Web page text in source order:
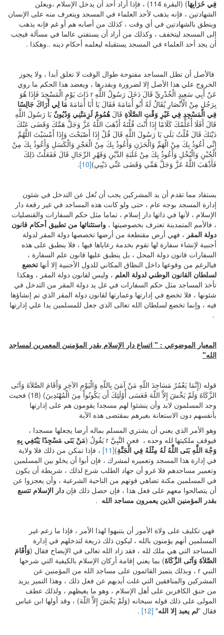
فِي خَرَابِهَا
) (البقرة 114) ، فإذا أراد أحد أن يدخل الإسلام ،ويعلن
الشهادتين ، فإنه يذهب لأحد العلماء في المسجد ويتعرف منه على الإنسان
وينطق بالشهادتين في أي وقت ، كذلك من أصابه هم أو غم فإنه يذهب
إلى المسجد ليتخفف ، وكذلك من أراد أن يستفتي عالما في مسألة فيجب
أن يجد أحد العلماء في المسجد يستقبله ليعلمه أحكام دينه ..وهكذا .
فالأصل أن تظل المساجد مفتوحة طوال الوقت لا تغلق أبدا ، ولا يجوز
الخروج علي هذا الأصل إلا لضرورة وبقدرها ، ويعضد هذا الحكم ما روي
عَنْ أَبِي سَعِيدٍ الْخُدْرِيِّ قَالَ دَخَلَ رَسُولُ اللَّهِ r ذَاتَ يَوْمٍ الْمَسْجِدَ فَإِذَا هُوَ
بِرَجُلٍ مِنْ الْأَنْصَارِ يُقَالُ لَهُ أَبُو أُمَامَةَ فَقَالَ يَا أَبَا أُمَامَةَ مَا لِي أَرَاكَ جَالِسًا
فِي الْمَسْجِدِ فِي غَيْرِ وَقْتِ الصَّلَاةِ قَالَ هُمُومٌ لَزِمَتْنِي وَدُيُونٌ يَا رَسُولَ اللَّهِ
قَالَ أَفَلَا أُعَلِّمُكَ كَلَامًا إِذَا أَنْتَ قُلْتَهُ أَذْهَبَ اللَّهُ عَزَّ وَجَلَّ هَمَّكَ وَقَضَى عَنْكَ
دَيْنَكَ قَالَ قُلْتُ بَلَى يَا رَسُولَ اللَّهِ قَالَ قُلْ إِذَا أَصْبَحْتَ وَإِذَا أَمْسَيْتَ اللَّهُمَّ
إِنِّي أَعُوذُ بِكَ مِنْ الْهَمِّ وَالْحَزَنِ وَأَعُوذُ بِكَ مِنْ الْعَجْزِ وَالْكَسَلِ وَأَعُوذُ بِكَ مِنْ
الْجُبْنِ وَالْبُخْلِ وَأَعُوذُ بِكَ مِنْ غَلَبَةِ الدَّيْنِ وَقَهْرِ الرِّجَالِ قَالَ فَفَعَلْتُ ذَلِكَ
فَأَذْهَبَ اللَّهُ عَزَّ وَجَلَّ هَمِّي وَقَضَى عَنِّي دَيْنِي)[10]
.
يستفاد مما تقدم أن يد المشركين يجب أن تُغل عن التدخل في شئون
إدارة المسجد بوجه عام ، حتى ولو كانت هذه المساجد في غير رقعة دار
الإسلام ، لأنها في ذاتها دار إسلام ، تماما مثل حكم السفارات والقنصليات
، فالأمم المتمدينة تعترف بخصوصيتها ، واستثنائها من تطبيق أحكام قانون
دولة المقر ، فهي أرض مقتطعة من أرضها تخصصها دولة المقر لدولة
أجنبية لإنشاء سفارة لها تقوم بخدمة رعاياها فيها ، فلا ينطبق على هذه
السفارات قانون دولة المحل ، بل ينطبق عليها قانون علم السفارة ،
فبالرغم من وقوعها داخل النطاق المكاني للدول الأجنبية إلا أنها تخضع
لسلطان القانون الوطني لدولة العلم ، وليس لقانون دولة المقر ، وهكذا
تأخذ المساجد مثل حكم السفارات في غل يد دولة المقر من التدخل في
شئونها ، فلا تخضع في إدارتها وعمارتها لقانون دولة المقر الذي تم إنشاؤها
فيه ، وإنما تخضع لسلطان الله تعالى الذي جعل للمسلمين يدا علي إدارتها
.
المعيار الموضوعي : " اتساع دار الإسلام بقدر المؤمنين المعمرين لمساجد
الله"
قوله (إِنَّمَا يَعْمُرُ مَسَاجِدَ اللّهِ مَنْ آمَنَ بِاللّهِ وَالْيَوْمِ الآخِرِ وَأَقَامَ الصَّلاَةَ وَآتَى
الزَّكَاةَ وَلَمْ يَخْشَ إِلاَّ اللّهَ فَعَسَى أُوْلَئِكَ أَن يَكُونُواْ مِنَ الْمُهْتَدِينَ) (18) فحيث
وجد المسلمون لابد وأن ينشئوا لهم مسجدا يقومون هم على إدارتها
بأنفسهم دون الاستعانة بغيرهم بمقتضى هذه الآية
وهو الأمر الذي يعني أن يشتري المسلم بماله أرضا يجعلها مسجدا ،
فيوقف ملكيتها لله وحده ، فعن النَّبِيَّ r يَقُولُ (
مَنْ بَنَى مَسْجِدًا يَبْتَغِي بِهِ
وَجْهَ اللَّهِ بَنَى اللَّهُ لَهُ مِثْلَهُ فِي الْجَنَّةِ)
[11]
، فإذا تمكن من ذلك فلا ولاية
في إدارة هذا المسجد وتعميره لمشرك ، فإن أبوا أن يخلو بين المسلمين
وتعمير مساجدهم فلا غرو أن جهاد الطلب شرع لذلك ، شريطة أن يكون
في المسلمين مكنة تضاهي قوتهم من الناحية الشرعية ، وأن يعجزوا عن
أن يتصالحوا معهم على فعل هذا ، فإن حصل ذلك فإن دار الإسلام تتسع
بقدر المؤمنين الذين يعمرون مساجد الله .
فهي تكليف على ولاة الأمور أن يتنبهوا لهذا الأمر ، فإذا ما زعم غير
المسلمين أنهم يؤمنون بالله ، ليكون ذلك ذريعة لتدخلهم في إدارة
المساجد التي هي ملك لله ، فقد زاد الله تعالى في الإيضاح فقال (وَأَقَامَ
الصَّلاَةَ وَآتَى الزَّكَاةَ) بما يعني إقامة أركان الإسلام بالكيفية التي شرحها
النبي r ، وبذلك يتميز القائمون على مساجد الله من المؤمنين عن
المشركين والمنافقين التي غلت أيديهم عن فعل ذلك ، وهذا التميز يزيد
من حنق الكافرين على أهل الإسلام ، وهو ما يغيظهم ، ولذلك عطف
المولى على ذلك قوله سبحانه (وَلَمْ يَخْشَ إِلاَّ اللّهَ) ، وقد أولها ابن عباس
فقال "لم يعبد إلا الله"
[12]
.